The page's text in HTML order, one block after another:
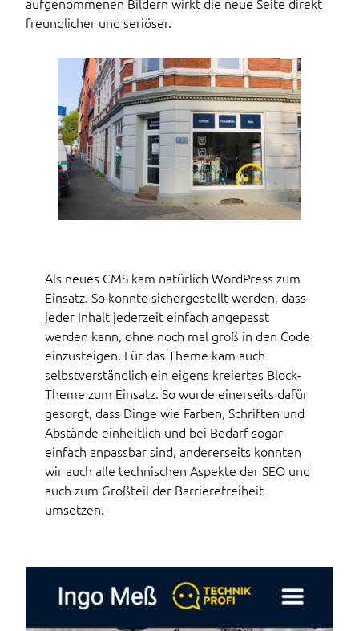
freundlicher und seriöser.
Als neues CMS kam natürlich WordPress zum
Einsatz. So konnte sichergestellt werden, dass
jeder Inhalt jederzeit einfach angepasst
werden kann, ohne noch mal groß in den Code
einzusteigen. Für das Theme kam auch
selbstverständlich ein eigens kreiertes Block-
Theme zum Einsatz. So wurde einerseits dafür
gesorgt, dass Dinge wie Farben, Schriften und
Abstände einheitlich und bei Bedarf sogar
einfach anpassbar sind, andererseits konnten
wir auch alle technischen Aspekte der SEO und
auch zum Großteil der Barrierefreiheit
umsetzen.